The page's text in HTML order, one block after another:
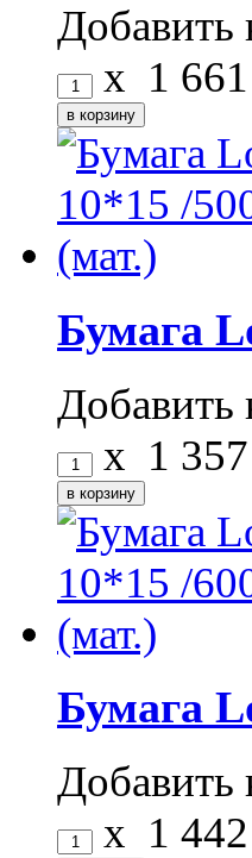
Добавить
x 1 661
Бумага
Добавить
x 1 357
Бумага
Добавить
x 1 442